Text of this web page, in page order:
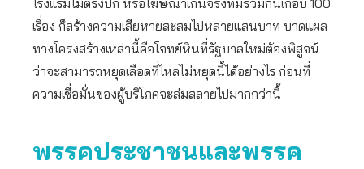
โรงแรมไม่ตรงปก หรือโฆษณาเกินจริงที่มีรวมกันเกือบ 100
เรื่อง ก็สร้างความเสียหายสะสมไปหลายแสนบาท บาดแผล
ทางโครงสร้างเหล่านี้คือโจทย์หินที่รัฐบาลใหม่ต้องพิสูจน์
ว่าจะสามารถหยุดเลือดที่ไหลไม่หยุดนี้ได้อย่างไร ก่อนที่
ความเชื่อมั่นของผู้บริโภคจะล่มสลายไปมากกว่านี้
พรรคประชาชนและพรรค